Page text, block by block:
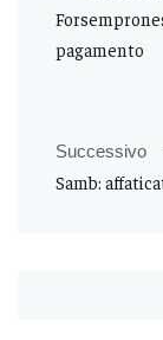
pagamento
Successivo
Samb: